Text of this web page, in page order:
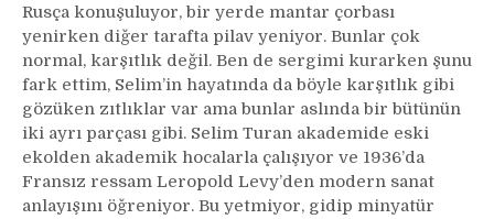
Rusça konuşuluyor, bir yerde mantar çorbası
yenirken diğer tarafta pilav yeniyor. Bunlar çok
normal, karşıtlık değil. Ben de sergimi kurarken şunu
fark ettim, Selim’in hayatında da böyle karşıtlık gibi
gözüken zıtlıklar var ama bunlar aslında bir bütünün
iki ayrı parçası gibi. Selim Turan akademide eski
ekolden akademik hocalarla çalışıyor ve 1936’da
Fransız ressam Leropold Levy’den modern sanat
anlayışını öğreniyor. Bu yetmiyor, gidip minyatür